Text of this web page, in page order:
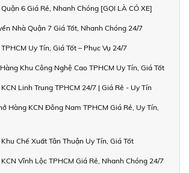
6 Giá Rẻ, Nhanh Chóng [GỌI LÀ CÓ XE]
Nhà Quận 7 Giá Tốt, Nhanh Chóng 24/7
Uy Tín, Giá Tốt – Phục Vụ 24/7
Khu Công Nghệ Cao TPHCM Uy Tín, Giá Tốt
Linh Trung TPHCM 24/7 | Giá Rẻ - Uy Tín
Hàng KCN Đông Nam TPHCM Giá Rẻ, Uy Tín,
Chế Xuất Tân Thuận Uy Tín, Giá Tốt
Vĩnh Lộc TPHCM Giá Rẻ, Nhanh Chóng 24/7